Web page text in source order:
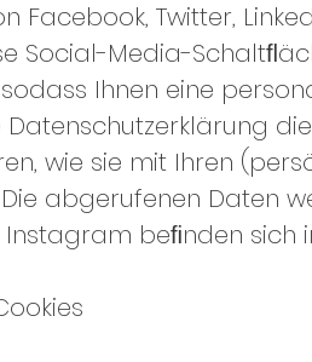
Facebook, Twitter,
Social-Media-
Ihnen eine
Datenschutzerklärung
wie sie mit Ihren
abgerufenen Daten
Instagram beﬁnden sich